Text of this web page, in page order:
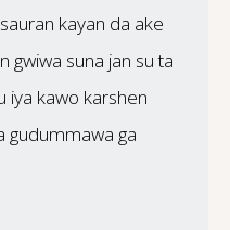
kayan da ake
gwiwa suna jan su ta
iya kawo karshen
gudummawa ga